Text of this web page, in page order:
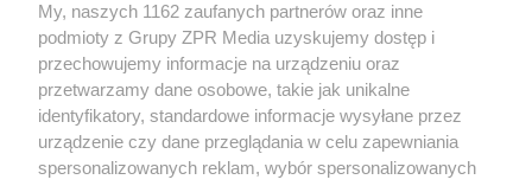
Żaden utwór zamieszczony w serwisie nie może być powielany i
rozpowszechniany lub dalej rozpowszechniany w jakikolwiek sposób (w
tym także elektroniczny lub mechaniczny) na jakimkolwiek polu
eksploatacji w jakiejkolwiek formie, włącznie z umieszczaniem w
Internecie bez pisemnej zgody właściciela praw. Jakiekolwiek użycie lub
wykorzystanie utworów w całości lub w części z naruszeniem prawa,
tzn. bez właściwej zgody, jest zabronione pod groźbą kary i może być
ścigane prawnie.
My, naszych 1162 zaufanych partnerów oraz inne
podmioty z Grupy ZPR Media uzyskujemy dostęp i
przechowujemy informacje na urządzeniu oraz
przetwarzamy dane osobowe, takie jak unikalne
identyfikatory, standardowe informacje wysyłane przez
urządzenie czy dane przeglądania w celu zapewniania
spersonalizowanych reklam, wybór spersonalizowanych